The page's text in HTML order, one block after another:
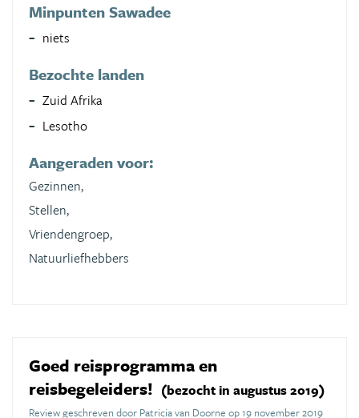
Minpunten Sawadee
niets
Bezochte landen
Zuid Afrika
Lesotho
Aangeraden voor:
Gezinnen,
Stellen,
Vriendengroep,
Natuurliefhebbers
Goed reisprogramma en
reisbegeleiders! (bezocht in augustus 2019)
Review geschreven door Patricia van Doorne op 19 november 2019